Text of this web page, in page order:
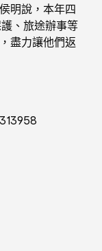
明說，本年四
、旅途辦事等
盡力讓他們返